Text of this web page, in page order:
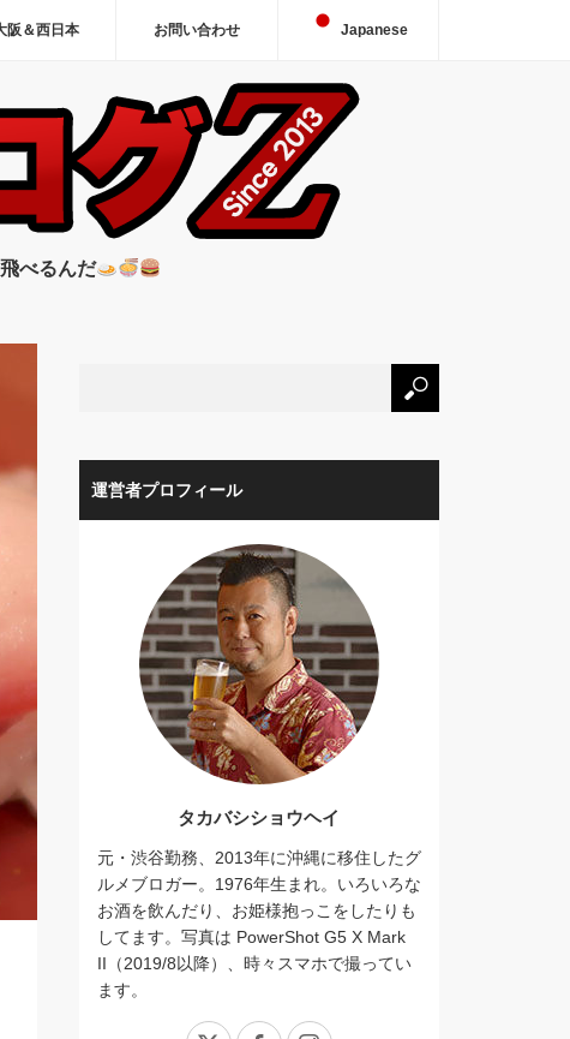
阪＆西日本 お問い合わせ Japanese
べるんだ
運営者プロフィール
タカバシショウヘイ
元・渋谷勤務、2013年に沖縄に移住したグ
ルメブロガー。1976年生まれ。いろいろな
お酒を飲んだり、お姫様抱っこをしたりも
してます。写真は PowerShot G5 X Mark
II（2019/8以降）、時々スマホで撮ってい
ます。